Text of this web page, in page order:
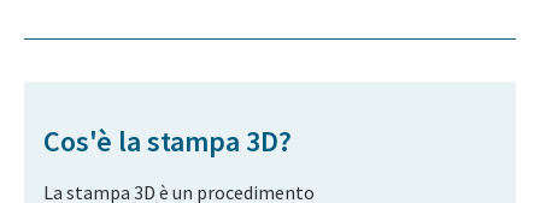
Cos'è la stampa 3D?
La stampa 3D è un procedimento